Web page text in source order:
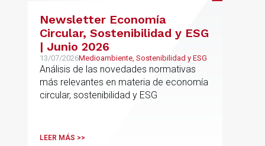
Newsletter Economía
Circular, Sostenibilidad y ESG
| Junio 2026
13/07/2026Medioambiente, Sostenibilidad y ESG
Análisis de las novedades normativas
más relevantes en materia de economía
circular, sostenibilidad y ESG
LEER MÁS >>